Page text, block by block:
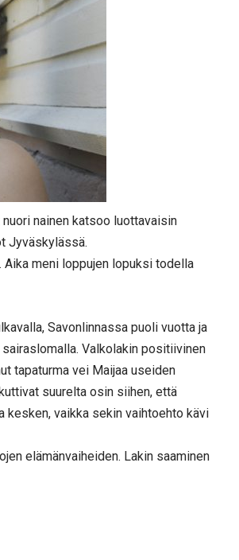
nainen katsoo luottavaisin
Jyväskylässä.
meni loppujen lopuksi todella
Savonlinnassa puoli vuotta ja
Valkolakin positiivinen
tapaturma vei Maijaa useiden
suurelta osin siihen, että
kesken, vaikka sekin vaihtoehto kävi
elämänvaiheiden. Lakin saaminen